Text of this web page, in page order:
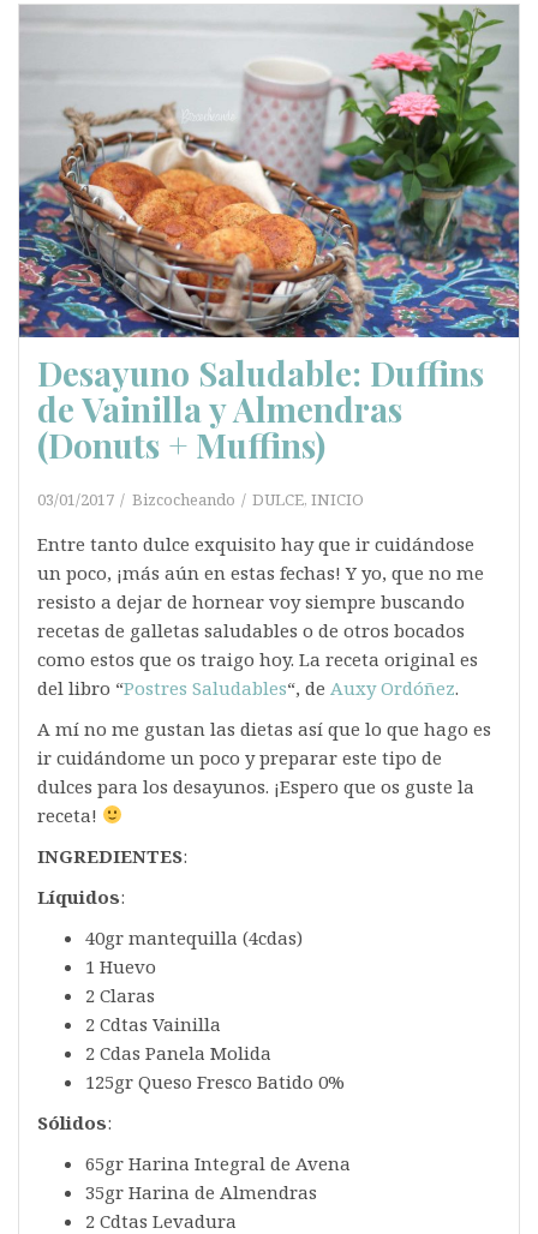
Desayuno Saludable: Duffins
de Vainilla y Almendras
(Donuts + Muffins)
03/01/2017 Bizcocheando DULCE, INICIO
Entre tanto dulce exquisito hay que ir cuidándose
un poco, ¡más aún en estas fechas! Y yo, que no me
resisto a dejar de hornear voy siempre buscando
recetas de galletas saludables o de otros bocados
como estos que os traigo hoy. La receta original es
del libro “Postres Saludables“, de Auxy Ordóñez.
A mí no me gustan las dietas así que lo que hago es
ir cuidándome un poco y preparar este tipo de
dulces para los desayunos. ¡Espero que os guste la
receta!
INGREDIENTES:
Líquidos:
40gr mantequilla (4cdas)
1 Huevo
2 Claras
2 Cdtas Vainilla
2 Cdas Panela Molida
125gr Queso Fresco Batido 0%
Sólidos:
65gr Harina Integral de Avena
35gr Harina de Almendras
2 Cdtas Levadura